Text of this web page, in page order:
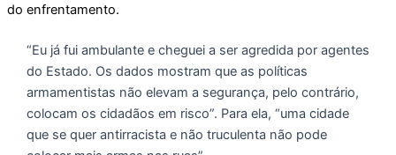
do enfrentamento.
“Eu já fui ambulante e cheguei a ser agredida por agentes
do Estado. Os dados mostram que as políticas
armamentistas não elevam a segurança, pelo contrário,
colocam os cidadãos em risco”. Para ela, “uma cidade
que se quer antirracista e não truculenta não pode